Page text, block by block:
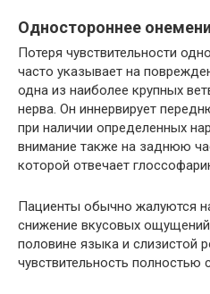
Одностороннее
Потеря чувствительности
часто указывает на
одна из наиболее крупных
нерва. Он иннервирует
при наличии определенных
внимание также на заднюю
которой отвечает
Пациенты обычно жалуются
снижение вкусовых
половине языка и слизистой
чувствительность полностью